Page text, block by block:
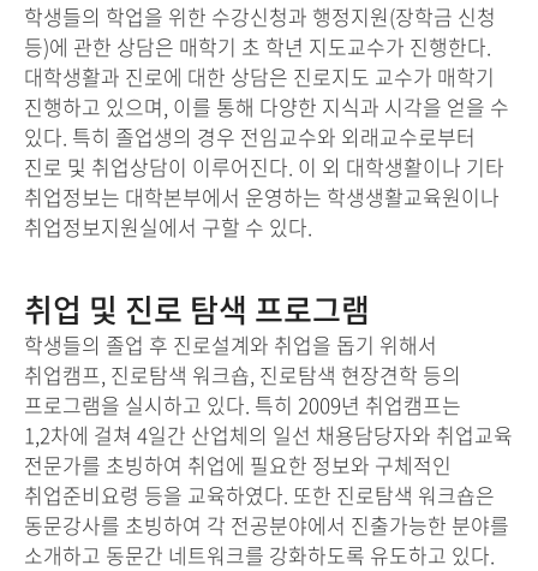
학생들의 학업을 위한 수강신청과 행정지원(장학금 신청
등)에 관한 상담은 매학기 초 학년 지도교수가 진행한다.
대학생활과 진로에 대한 상담은 진로지도 교수가 매학기
진행하고 있으며, 이를 통해 다양한 지식과 시각을 얻을 수
있다. 특히 졸업생의 경우 전임교수와 외래교수로부터
진로 및 취업상담이 이루어진다. 이 외 대학생활이나 기타
취업정보는 대학본부에서 운영하는 학생생활교육원이나
취업정보지원실에서 구할 수 있다.
취업 및 진로 탐색 프로그램
학생들의 졸업 후 진로설계와 취업을 돕기 위해서
취업캠프, 진로탐색 워크숍, 진로탐색 현장견학 등의
프로그램을 실시하고 있다. 특히 2009년 취업캠프는
1,2차에 걸쳐 4일간 산업체의 일선 채용담당자와 취업교육
전문가를 초빙하여 취업에 필요한 정보와 구체적인
취업준비요령 등을 교육하였다. 또한 진로탐색 워크숍은
동문강사를 초빙하여 각 전공분야에서 진출가능한 분야를
소개하고 동문간 네트워크를 강화하도록 유도하고 있다.